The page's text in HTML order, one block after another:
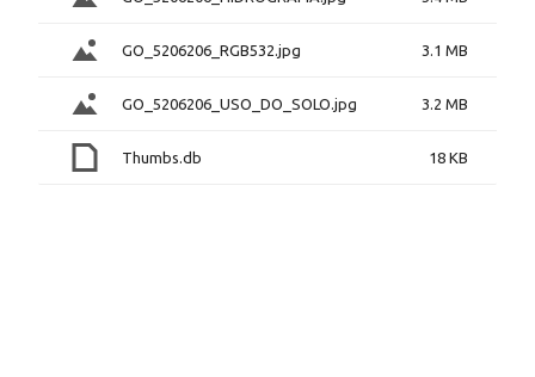
GO_5206206_RGB532.jpg 3.1 MB
GO_5206206_USO_DO_SOLO.jpg 3.2 MB
Thumbs.db 18 KB